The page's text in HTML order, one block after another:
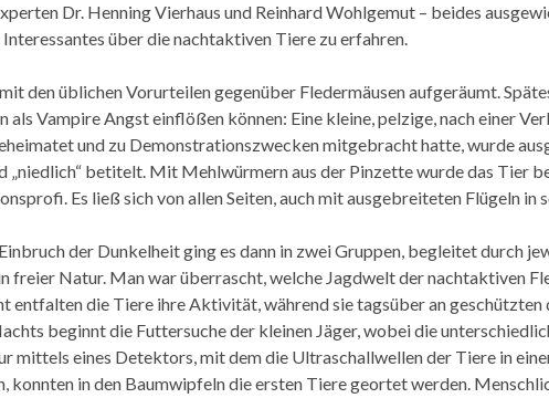
Dr. Henning Vierhaus und Reinhard Wohlgemut – beides
über die nachtaktiven Tiere zu erfahren.
den üblichen Vorurteilen gegenüber Fledermäusen aufgeräumt.
als Vampire Angst einflößen können: Eine kleine, pelzige, nach einer
und zu Demonstrationszwecken mitgebracht hatte, wurde
„niedlich“ betitelt. Mit Mehlwürmern aus der Pinzette wurde das Tier
Es ließ sich von allen Seiten, auch mit ausgebreiteten Flügeln in
der Dunkelheit ging es dann in zwei Gruppen, begleitet durch
freier Natur. Man war überrascht, welche Jagdwelt der nachtaktiven
entfalten die Tiere ihre Aktivität, während sie tagsüber an geschützten
beginnt die Futtersuche der kleinen Jäger, wobei die
mittels eines Detektors, mit dem die Ultraschallwellen der Tiere in
konnten in den Baumwipfeln die ersten Tiere geortet werden.